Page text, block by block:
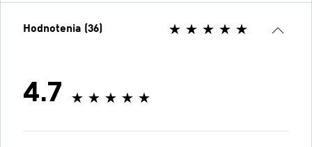
Hodnotenia (36)
4.7